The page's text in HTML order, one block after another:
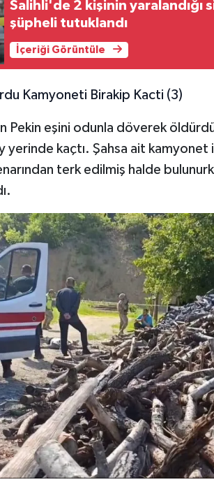
Salihli'de 2 kişinin yaralandığı
şüpheli tutuklandı
İçeriği Görüntüle
Pekin eşini odunla döverek
kaçtı. Şahsa ait kamyonet
terk edilmiş halde